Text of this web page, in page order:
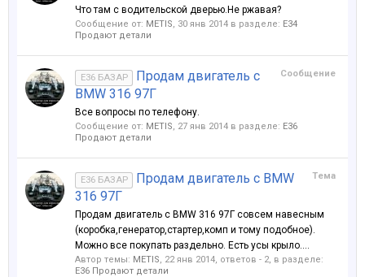
Что там с водительской дверью.Не ржавая?
Сообщение от: METIS, 30 янв 2014 в разделе: Е34
Продают детали
Сообщение
E36 БАЗАР
Продам двигатель с
BMW 316 97Г
Все вопросы по телефону.
Сообщение от: METIS, 27 янв 2014 в разделе: Е36
Продают детали
Тема
E36 БАЗАР
Продам двигатель с BMW
316 97Г
Продам двигатель с BMW 316 97Г совсем навесным
(коробка,генератор,стартер,комп и тому подобное).
Можно все покупать раздельно. Есть усы крыло....
Автор темы: METIS, 22 янв 2014, ответов - 2, в разделе:
Е36 Продают детали